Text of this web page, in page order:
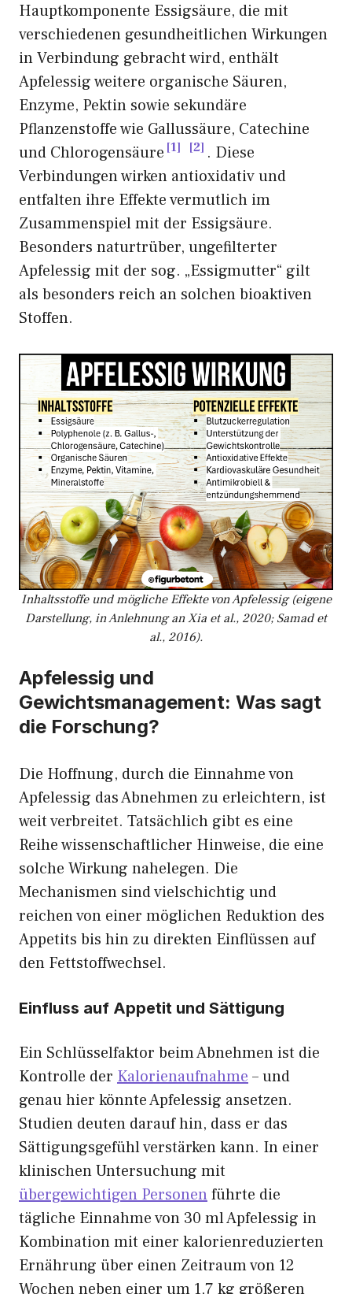
Hauptkomponente Essigsäure, die mit
verschiedenen gesundheitlichen Wirkungen
in Verbindung gebracht wird, enthält
Apfelessig weitere organische Säuren,
Enzyme, Pektin sowie sekundäre
Pflanzenstoffe wie Gallussäure, Catechine
und Chlorogensäure 1 2 . Diese
Verbindungen wirken antioxidativ und
entfalten ihre Effekte vermutlich im
Zusammenspiel mit der Essigsäure.
Besonders naturtrüber, ungefilterter
Apfelessig mit der sog. „Essigmutter“ gilt
als besonders reich an solchen bioaktiven
Stoffen.
Inhaltsstoffe und mögliche Effekte von Apfelessig (eigene
Darstellung, in Anlehnung an Xia et al., 2020; Samad et
al., 2016).
Apfelessig und
Gewichtsmanagement: Was sagt
die Forschung?
Die Hoffnung, durch die Einnahme von
Apfelessig das Abnehmen zu erleichtern, ist
weit verbreitet. Tatsächlich gibt es eine
Reihe wissenschaftlicher Hinweise, die eine
solche Wirkung nahelegen. Die
Mechanismen sind vielschichtig und
reichen von einer möglichen Reduktion des
Appetits bis hin zu direkten Einflüssen auf
den Fettstoffwechsel.
Einfluss auf Appetit und Sättigung
Ein Schlüsselfaktor beim Abnehmen ist die
Kontrolle der Kalorienaufnahme – und
genau hier könnte Apfelessig ansetzen.
Studien deuten darauf hin, dass er das
Sättigungsgefühl verstärken kann. In einer
klinischen Untersuchung mit
übergewichtigen Personenführte die
tägliche Einnahme von 30 ml Apfelessig in
Kombination mit einer kalorienreduzierten
Ernährung über einen Zeitraum von 12
Wochen neben einer um 1,7 kg größeren